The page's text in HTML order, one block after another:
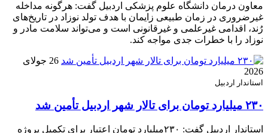
معاون درمان دانشگاه علوم پزشکی اردبیل گفت: هرگونه مداخله
غیرضروری در زمان طبیعی زایمان با هدف تولد نوزاد در تاریخ‌های
رُند، اقدامی غیرعلمی و غیرقانونی است و می‌تواند سلامت مادر و
نوزاد را با خطرات جدی مواجه کند.
26 جولای
2026
استاندار اردبیل
۲۳۰ میلیارد تومان برای تالار شهر اردبیل تأمین شد
استاندار اردبیل گفت: ۲۳۰میلیارد تومان اعتبار برای تکمیل پروژه